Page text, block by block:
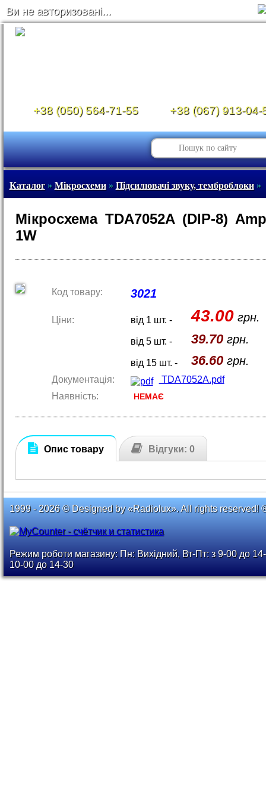
Ви не авторизовані...
+38 (050) 564-71-55 +38 (067) 913-04-
Каталог» Мікросхеми» Підсилювачі звуку, темброблоки»
Мікросхема TDA7052A (DIP-8)
1W
Код товару: 3021
Ціни: від 1 шт. - 43.00грн.
від 5 шт. - 39.70грн.
від 15 шт. - 36.60грн.
Документація:
TDA7052A.pdf
Наявність:
НЕМАЄ
Опис товару Відгуки: 0
1999 - 2026 © Designed by «Radiolux». All rights reserved!
Режим роботи магазину: Пн: Вихідний, Вт-Пт: з 9-00 до
10-00 до 14-30